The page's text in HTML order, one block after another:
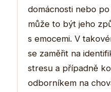
domácnosti nebo
může to být jeho
s emocemi. V
se zaměřit na
stresu a případně
odborníkem na